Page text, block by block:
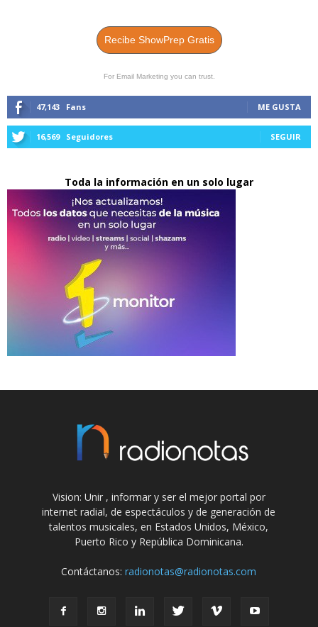
Recibe ShowPrep Gratis
For Email Marketing you can trust.
47,143 Fans ME GUSTA
16,569 Seguidores SEGUIR
Toda la información en un solo lugar
Vision: Unir , informar y ser el mejor portal por
internet radial, de espectáculos y de generación de
talentos musicales, en Estados Unidos, México,
Puerto Rico y República Dominicana.
Contáctanos:radionotas@radionotas.com